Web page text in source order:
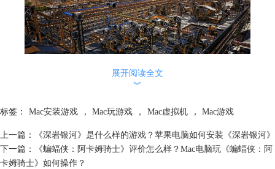
要合理规划和管理资源，优化生产流程，提高生产效率。游戏采用了第一
人称视角，让玩家可以更加身临其境地探索和建造。
二、《幸福工厂》怎么在mac电脑上打开？
在苹果电脑上运行《幸福工厂》需要安装crossover。
展开阅读全文
︾
标签： Mac安装游戏 ， Mac玩游戏 ， Mac虚拟机 ， Mac游戏
上一篇：
《深岩银河》是什么样的游戏？苹果电脑如何安装《深岩银河》
下一篇：
《蝙蝠侠：阿卡姆骑士》评价怎么样？Mac电脑玩《蝙蝠侠：阿
卡姆骑士》如何操作？